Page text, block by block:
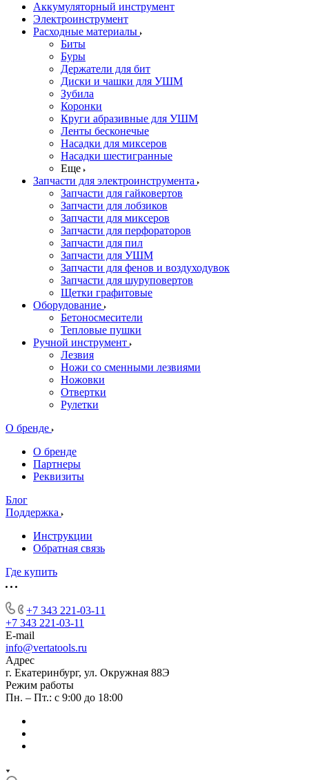
Аккумуляторный инструмент
Электроинструмент
Расходные материалы
Биты
Буры
Держатели для бит
Диски и чашки для УШМ
Зубила
Коронки
Круги абразивные для УШМ
Ленты бесконечые
Насадки для миксеров
Насадки шестигранные
Еще
Запчасти для электроинструмента
Запчасти для гайковертов
Запчасти для лобзиков
Запчасти для миксеров
Запчасти для перфораторов
Запчасти для пил
Запчасти для УШМ
Запчасти для фенов и воздуходувок
Запчасти для шуруповертов
Щетки графитовые
Оборудование
Бетоносмесители
Тепловые пушки
Ручной инструмент
Лезвия
Ножи со сменными лезвиями
Ножовки
Отвертки
Рулетки
О бренде
О бренде
Партнеры
Реквизиты
Блог
Поддержка
Инструкции
Обратная связь
Где купить
+7 343 221-03-11
+7 343 221-03-11
E-mail
info@vertatools.ru
Адрес
г. Екатеринбург, ул. Окружная 88Э
Режим работы
Пн. – Пт.: с 9:00 до 18:00